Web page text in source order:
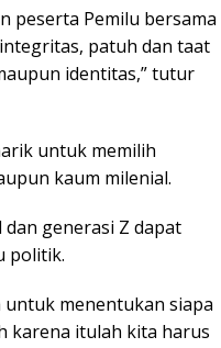
peserta Pemilu bersama
patuh dan taat
identitas,” tutur
untuk memilih
kaum milenial.
generasi Z dapat
politik.
untuk menentukan siapa
karena itulah kita harus